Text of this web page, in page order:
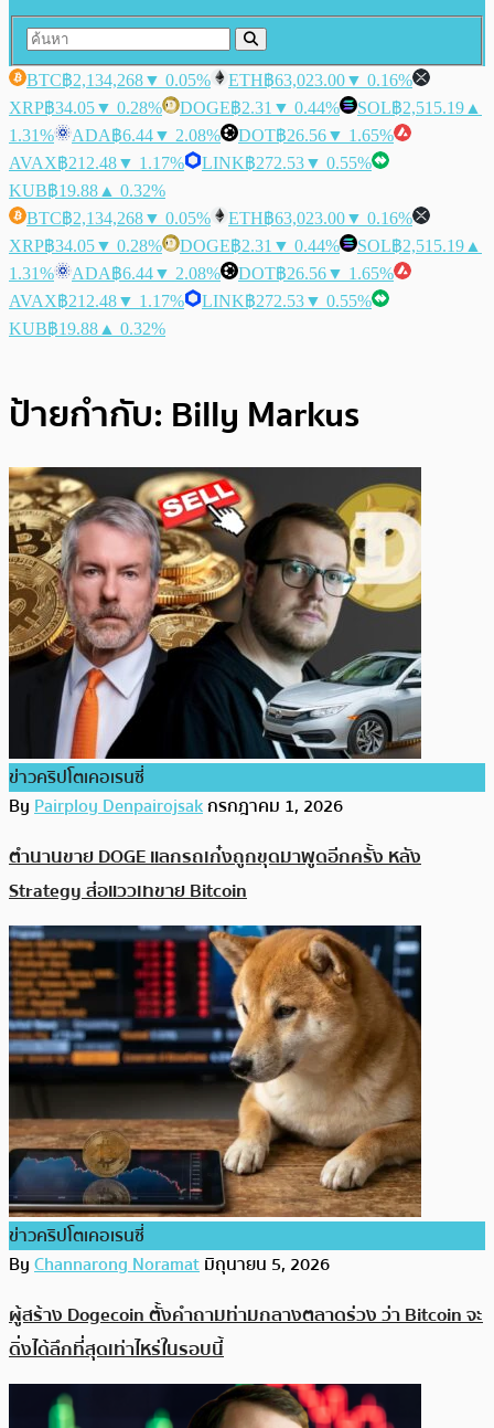
BTC฿2,134,268▼ 0.05% ETH฿63,023.00▼ 0.16%
XRP฿34.05▼ 0.28% DOGE฿2.31 ▼ 0.44% SOL฿2,515.19 ▲
1.31%
ADA฿6.44▼ 2.08% DOT฿26.56▼ 1.65%
AVAX฿212.48▼ 1.17% LINK฿272.53▼ 0.55%
KUB฿19.88 ▲ 0.32%
BTC฿2,134,268▼ 0.05% ETH฿63,023.00▼ 0.16%
XRP฿34.05▼ 0.28% DOGE฿2.31 ▼ 0.44% SOL฿2,515.19 ▲
1.31%
ADA฿6.44▼ 2.08% DOT฿26.56▼ 1.65%
AVAX฿212.48▼ 1.17% LINK฿272.53▼ 0.55%
KUB฿19.88 ▲ 0.32%
ป้ายกำกับ: Billy Markus
ข่าวคริปโตเคอเรนซี่
ByPairploy Denpairojsakกรกฎาคม 1, 2026
ตำนานขาย DOGE แลกรถเก๋งถูกขุดมาพูดอีกครั้ง หลัง
Strategy ส่อแววเทขาย Bitcoin
ข่าวคริปโตเคอเรนซี่
ByChannarong Noramatมิถุนายน 5, 2026
ผู้สร้าง Dogecoin ตั้งคำถามท่ามกลางตลาดร่วง ว่า Bitcoin จะ
ดิ่งได้ลึกที่สุดเท่าไหร่ในรอบนี้